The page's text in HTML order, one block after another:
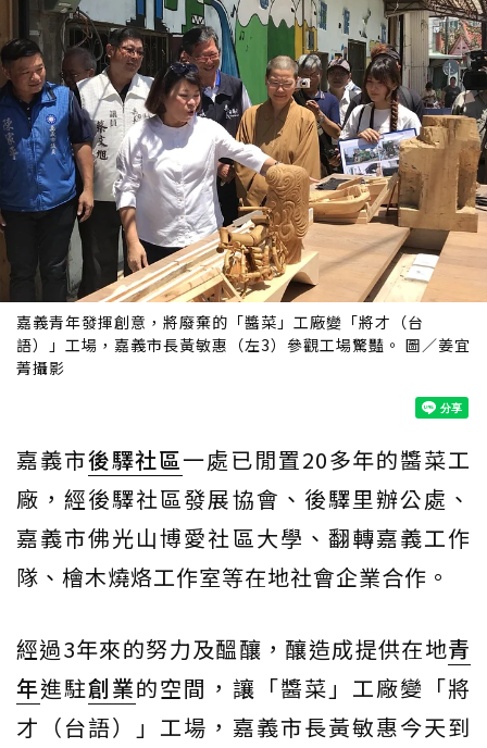
嘉義青年發揮創意，將廢棄的「醬菜」工廠變「將才（台
語）」工場，嘉義市長黃敏惠（左3）參觀工場驚豔。 圖／姜宜
菁攝影
嘉義市後驛社區一處已閒置20多年的醬菜工
廠，經後驛社區發展協會、後驛里辦公處、
嘉義市佛光山博愛社區大學、翻轉嘉義工作
隊、檜木燒烙工作室等在地社會企業合作。
經過3年來的努力及醞釀，釀造成提供在地青
年進駐創業的空間，讓「醬菜」工廠變「將
才（台語）」工場，嘉義市長黃敏惠今天到